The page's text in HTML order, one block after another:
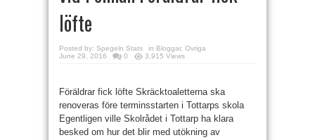
löfte
Posted by: Spegeln Stats in Bloggar, Ovriga
June 29, 2016
0 3,915 Views
Föräldrar fick löfte Skräcktoaletterna ska
renoveras före terminsstarten i Tottarps skola
Egentligen ville Skolrådet i Tottarp ha klara
besked om hur det blir med utökning av